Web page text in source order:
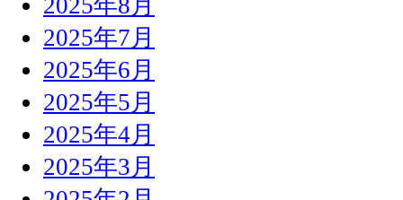
2025年8月
2025年7月
2025年6月
2025年5月
2025年4月
2025年3月